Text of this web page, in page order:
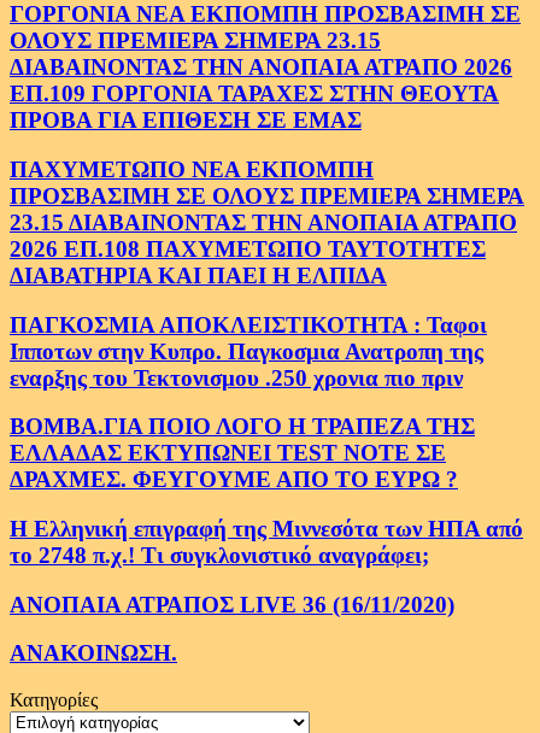
ΓΟΡΓΟΝΙΑ ΝΕΑ ΕΚΠΟΜΠΗ ΠΡΟΣΒΑΣΙΜΗ ΣΕ
ΟΛΟΥΣ ΠΡΕΜΙΕΡΑ ΣΗΜΕΡΑ 23.15
ΔΙΑΒΑΙΝΟΝΤΑΣ ΤΗΝ ΑΝΟΠΑΙΑ ΑΤΡΑΠΟ 2026
ΕΠ.109 ΓΟΡΓΟΝΙΑ ΤΑΡΑΧΕΣ ΣΤΗΝ ΘΕΟΥΤΑ
ΠΡΟΒΑ ΓΙΑ ΕΠΙΘΕΣΗ ΣΕ ΕΜΑΣ
ΠΑΧΥΜΕΤΩΠΟ ΝΕΑ ΕΚΠΟΜΠΗ
ΠΡΟΣΒΑΣΙΜΗ ΣΕ ΟΛΟΥΣ ΠΡΕΜΙΕΡΑ ΣΗΜΕΡΑ
23.15 ΔΙΑΒΑΙΝΟΝΤΑΣ ΤΗΝ ΑΝΟΠΑΙΑ ΑΤΡΑΠΟ
2026 ΕΠ.108 ΠΑΧΥΜΕΤΩΠΟ ΤΑΥΤΟΤΗΤΕΣ
ΔΙΑΒΑΤΗΡΙΑ ΚΑΙ ΠΑΕΙ Η ΕΛΠΙΔΑ
ΠΑΓΚΟΣΜΙΑ ΑΠΟΚΛΕΙΣΤΙΚΟΤΗΤΑ : Ταφοι
Ιπποτων στην Κυπρο. Παγκοσμια Ανατροπη της
εναρξης του Τεκτονισμου .250 χρονια πιο πριν
ΒΟΜΒΑ.ΓΙΑ ΠΟΙΟ ΛΟΓΟ Η ΤΡΑΠΕΖΑ ΤΗΣ
ΕΛΛΑΔΑΣ ΕΚΤΥΠΩΝΕΙ TEST NOTE ΣΕ
ΔΡΑΧΜΕΣ. ΦΕΥΓΟΥΜΕ ΑΠΟ ΤΟ ΕΥΡΩ ?
Η Ελληνική επιγραφή της Μιννεσότα των ΗΠΑ από
το 2748 π.χ.! Τι συγκλονιστικό αναγράφει;
ΑΝΟΠΑΙΑ ΑΤΡΑΠΟΣ LIVE 36 (16/11/2020)
ΑΝΑΚΟΙΝΩΣΗ.
Κατηγορίες
Κατηγορίες